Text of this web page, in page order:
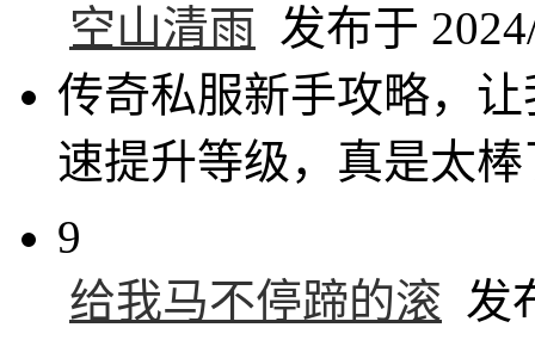
空山清雨 发布于
传奇私服新手攻略，
速提升等级，真是太棒
9
给我马不停蹄的滚 发